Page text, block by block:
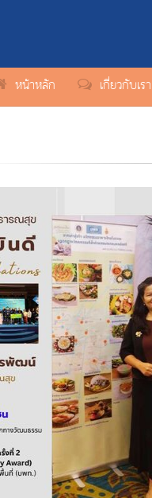
หน้าหลัก เกี่ยวกับเรา